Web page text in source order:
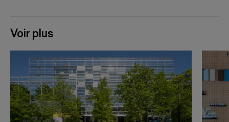
Voir plus